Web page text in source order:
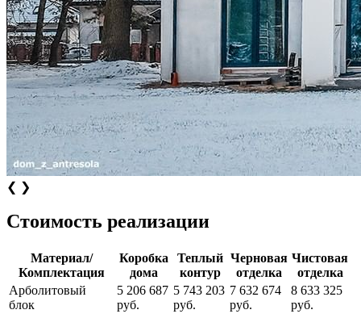
❮ ❯
Стоимость реализации
Материал/
Комплектация
Коробка
дома
Теплый
контур
Черновая
отделка
Чистовая
отделка
Арболитовый
блок
5 206 687
руб.
5 743 203
руб.
7 632 674
руб.
8 633 325
руб.